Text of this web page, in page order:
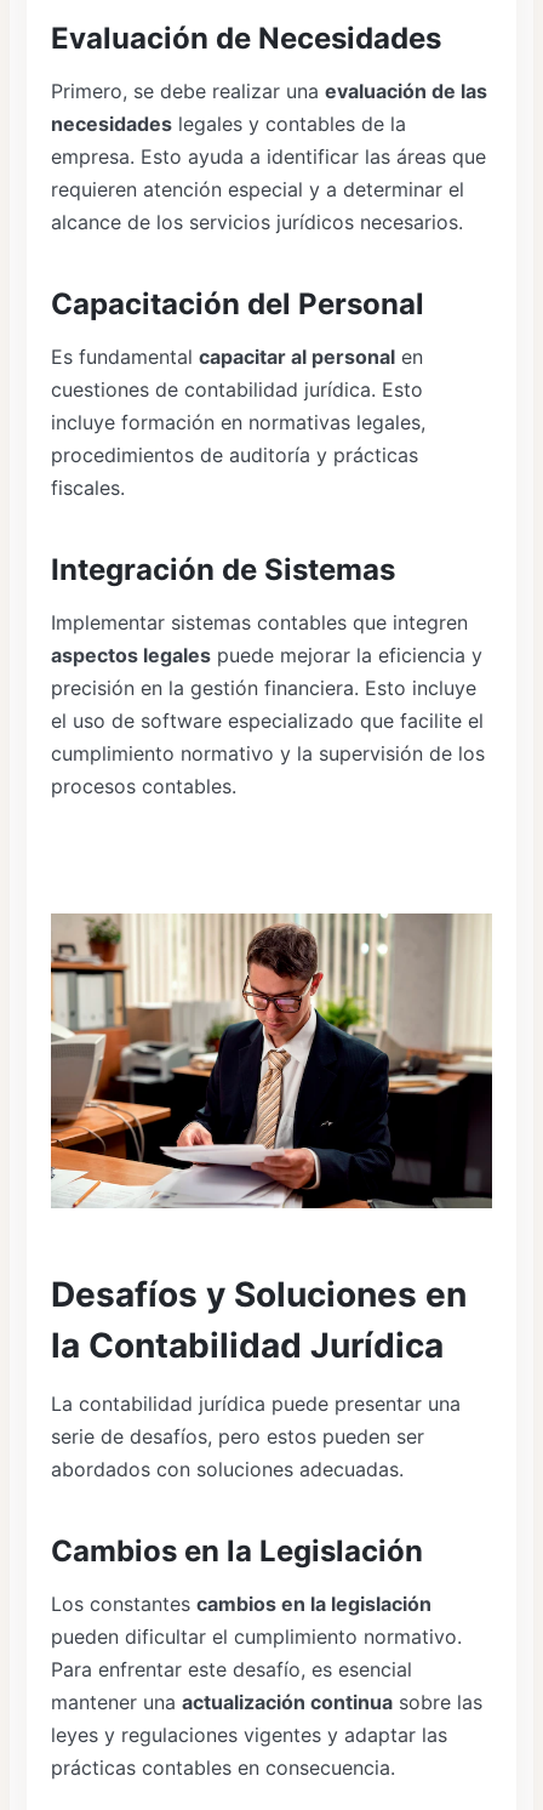
Evaluación de Necesidades
Primero, se debe realizar una evaluación de las
necesidades legales y contables de la
empresa. Esto ayuda a identificar las áreas que
requieren atención especial y a determinar el
alcance de los servicios jurídicos necesarios.
Capacitación del Personal
Es fundamental capacitar al personal en
cuestiones de contabilidad jurídica. Esto
incluye formación en normativas legales,
procedimientos de auditoría y prácticas
fiscales.
Integración de Sistemas
Implementar sistemas contables que integren
aspectos legales puede mejorar la eficiencia y
precisión en la gestión financiera. Esto incluye
el uso de software especializado que facilite el
cumplimiento normativo y la supervisión de los
procesos contables.
Desafíos y Soluciones en
la Contabilidad Jurídica
La contabilidad jurídica puede presentar una
serie de desafíos, pero estos pueden ser
abordados con soluciones adecuadas.
Cambios en la Legislación
Los constantes cambios en la legislación
pueden dificultar el cumplimiento normativo.
Para enfrentar este desafío, es esencial
mantener una actualización continua sobre las
leyes y regulaciones vigentes y adaptar las
prácticas contables en consecuencia.